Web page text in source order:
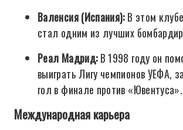
Валенсия (Испания):В этом
стал одним из лучших
Реал Мадрид:В 1998 году он
выиграть Лигу чемпионов УЕФА,
гол в финале против «Ювентуса».
Международная карьера